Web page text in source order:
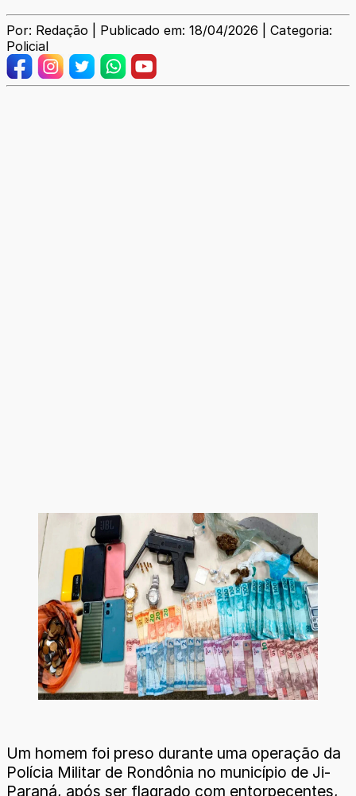
Por: Redação | Publicado em: 18/04/2026 | Categoria:
Policial
Um homem foi preso durante uma operação da
Polícia Militar de Rondônia no município de Ji-
Paraná, após ser flagrado com entorpecentes,